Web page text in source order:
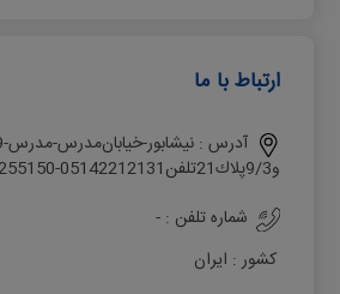
ارتباط با ما
آدرس :
و9/3ﭘﻼك21ﺗﻠﻔﻦ05142212131-05142255150:
شماره تلفن :-
کشور : ایران